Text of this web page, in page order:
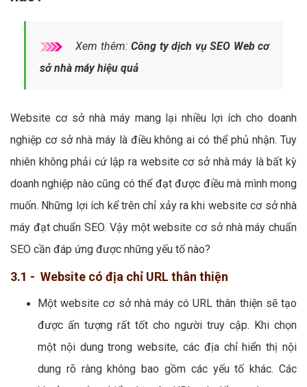
Xem thêm:Công ty dịch vụ SEO Web cơ
sở nhà máy hiệu quả
Website cơ sở nhà máy mang lại nhiều lợi ích cho doanh
nghiệp cơ sở nhà máy là điều không ai có thể phủ nhận. Tuy
nhiên không phải cứ lập ra website cơ sở nhà máy là bất kỳ
doanh nghiệp nào cũng có thể đạt được điều mà mình mong
muốn. Những lợi ích kể trên chỉ xảy ra khi website cơ sở nhà
máy đạt chuẩn SEO. Vậy một website cơ sở nhà máy chuẩn
SEO cần đáp ứng được những yếu tố nào?
3.1 - Website có địa chỉ URL thân thiện
Một website cơ sở nhà máy có URL thân thiện sẽ tạo
được ấn tượng rất tốt cho người truy cập. Khi chọn
một nội dung trong website, các địa chỉ hiển thị nội
dung rõ ràng không bao gồm các yếu tố khác. Các